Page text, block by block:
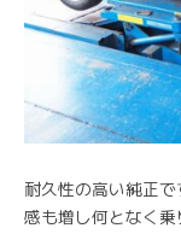
耐久性の高い純正
感も増し何となく